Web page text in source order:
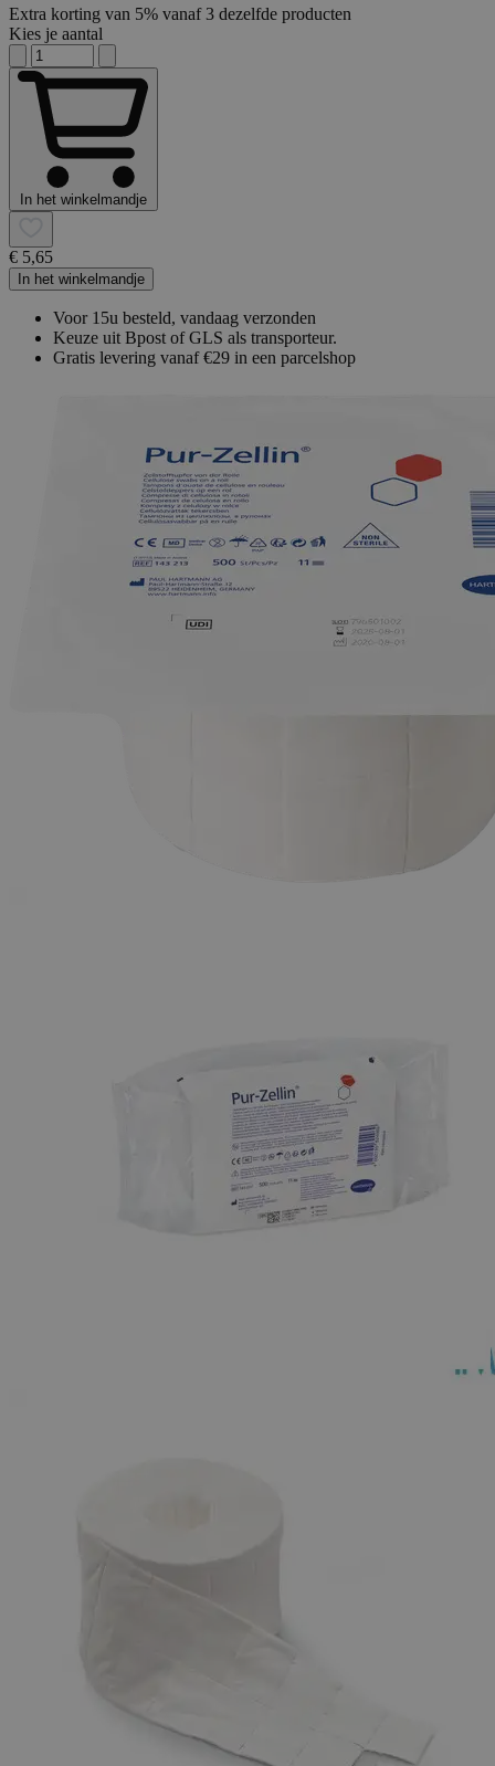
Extra korting van 5% vanaf 3 dezelfde producten
Kies je aantal
In het winkelmandje
€ 5,65
In het winkelmandje
Voor 15u besteld, vandaag verzonden
Keuze uit Bpost of GLS als transporteur.
Gratis levering vanaf €29 in een parcelshop